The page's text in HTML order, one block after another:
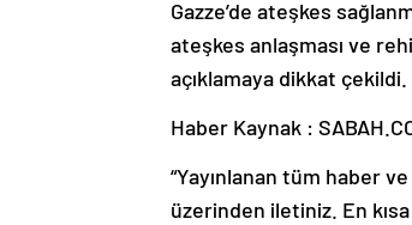
Gazze’de ateşkes
ateşkes anlaşması ve
açıklamaya dikkat çekildi.
Haber Kaynak :
“Yayınlanan tüm haber
üzerinden iletiniz. En